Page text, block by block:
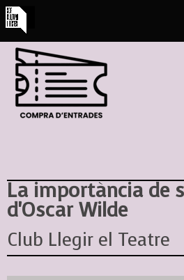
La importància de
d'Oscar Wilde
Club Llegir el Teatre